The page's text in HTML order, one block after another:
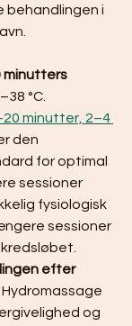
behandlingen i
minutters
°C.
minutter, 2–4
den
for optimal
sessioner
fysiologisk
sessioner
efter
Hydromassage
og